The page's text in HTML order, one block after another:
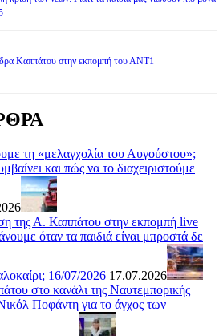
Καππάτου στην εκπομπή του ΑΝΤ1
τη «μελαγχολία του Αυγούστου»;
και πώς να το διαχειριστούμε
της Α. Καππάτου στην εκπομπή live
όταν τα παιδιά είναι μπροστά δε
16/07/2026 17.07.2026
στο κανάλι της Ναυτεμπορικής
Ποφάντη για το άγχος των